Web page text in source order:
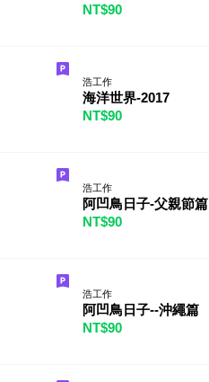
NT$90
浩工作
海洋世界-2017
NT$90
浩工作
阿凹鳥日子-父親節篇
NT$90
浩工作
阿凹鳥日子--沖繩篇
NT$90